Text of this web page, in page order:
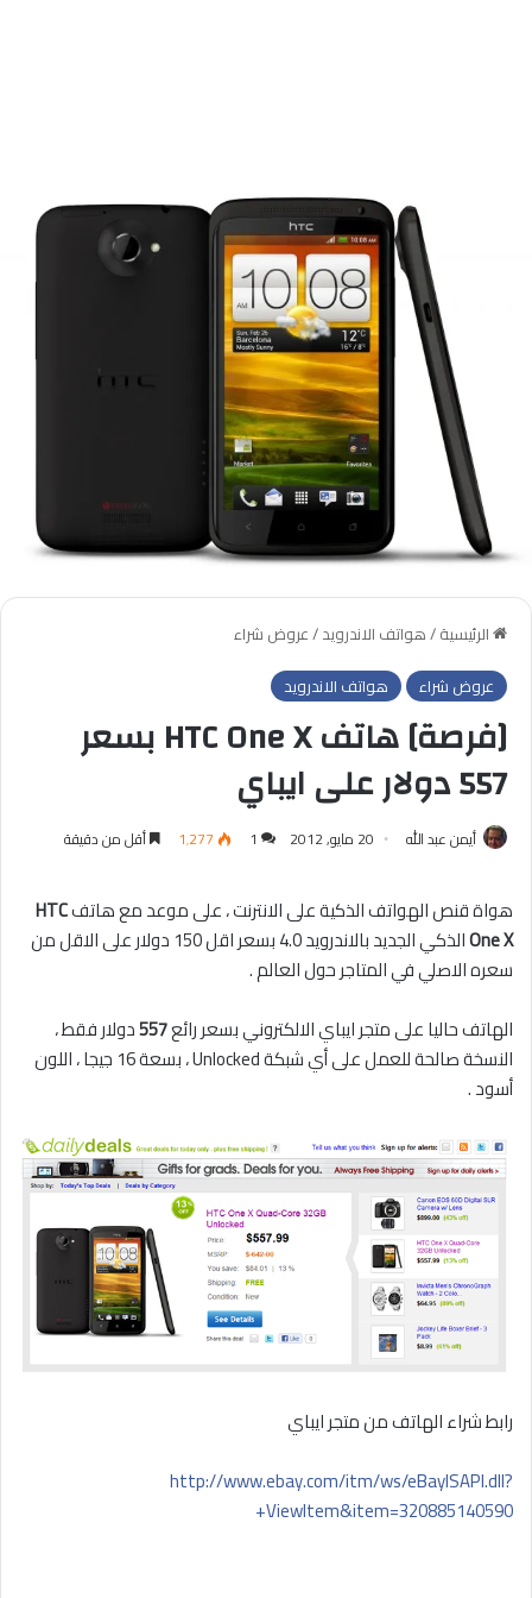
الرئيسية/هواتف الاندرويد/عروض شراء
عروض شراء
هواتف الاندرويد
[فرصة] هاتف HTC One X بسعر
557 دولار على ايباي
أيمن عبد الله 20 مايو, 2012 1 1٬277 أقل من دقيقة
هواة قنص الهواتف الذكية على الانترنت ، على موعد مع هاتفHTC
One X
الذكي الجديد بالاندرويد 4.0 بسعر اقل 150 دولار على الاقل من
سعره الاصلي في المتاجر حول العالم .
الهاتف حاليا على متجر ايباي الالكتروني بسعر رائع557دولار فقط ،
النسخة صالحة للعمل على أي شبكة Unlocked ، بسعة 16 جيجا ، اللون
أسود .
رابط شراء الهاتف من متجر ايباي
http://www.ebay.com/itm/ws/eBayISAPI.dll?
ViewItem&item=320885140590+